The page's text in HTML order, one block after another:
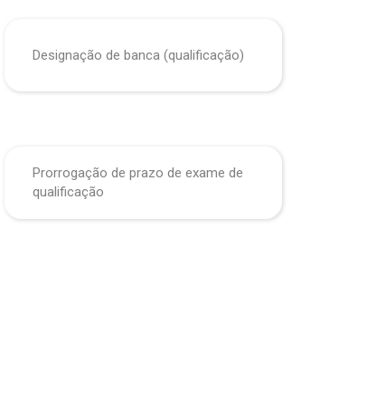
Designação de banca (qualificação)
Prorrogação de prazo de exame de
qualificação